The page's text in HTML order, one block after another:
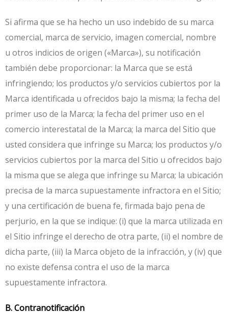
Si afirma que se ha hecho un uso indebido de su marca
comercial, marca de servicio, imagen comercial, nombre
u otros indicios de origen («Marca»), su notificación
también debe proporcionar: la Marca que se está
infringiendo; los productos y/o servicios cubiertos por la
Marca identificada u ofrecidos bajo la misma; la fecha del
primer uso de la Marca; la fecha del primer uso en el
comercio interestatal de la Marca; la marca del Sitio que
usted considera que infringe su Marca; los productos y/o
servicios cubiertos por la marca del Sitio u ofrecidos bajo
la misma que se alega que infringe su Marca; la ubicación
precisa de la marca supuestamente infractora en el Sitio;
y una certificación de buena fe, firmada bajo pena de
perjurio, en la que se indique: (i) que la marca utilizada en
el Sitio infringe el derecho de otra parte, (ii) el nombre de
dicha parte, (iii) la Marca objeto de la infracción, y (iv) que
no existe defensa contra el uso de la marca
supuestamente infractora.
B. Contranotificación